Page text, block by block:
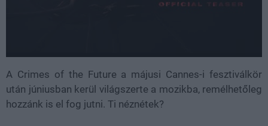
A Crimes of the Future a májusi Cannes-i fesztiválkör
után júniusban kerül világszerte a mozikba, remélhetőleg
hozzánk is el fog jutni. Ti néznétek?